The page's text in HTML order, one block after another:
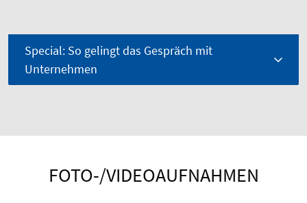
Special: So gelingt das Gespräch mit
Unternehmen
FOTO-/VIDEOAUFNAHMEN